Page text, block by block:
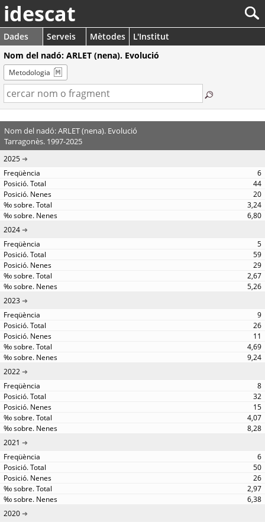
idescat
Dades Serveis Mètodes
L'Institut
Nom del nadó: ARLET (nena). Evolució
Metodologia
Nom del nadó: ARLET (nena). Evolució
Tarragonès. 1997-2025
2025
6
44
20
3,24
6,80
2024
5
59
29
2,67
5,26
2023
9
26
11
4,69
9,24
2022
8
32
15
4,07
8,28
2021
6
50
26
2,97
6,38
2020